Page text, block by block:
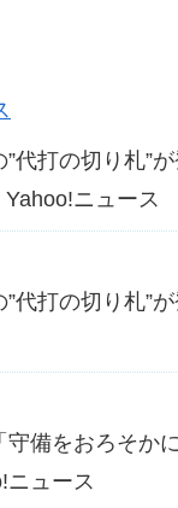
打の切り札”
ニュース
打の切り札”
守備をおろそ
ニュース